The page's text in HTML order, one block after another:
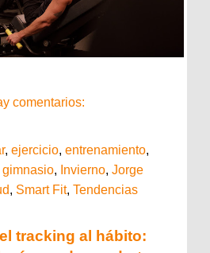
comentarios:
, ejercicio, entrenamiento,
gimnasio, Invierno, Jorge
, Smart Fit, Tendencias
tracking al hábito: